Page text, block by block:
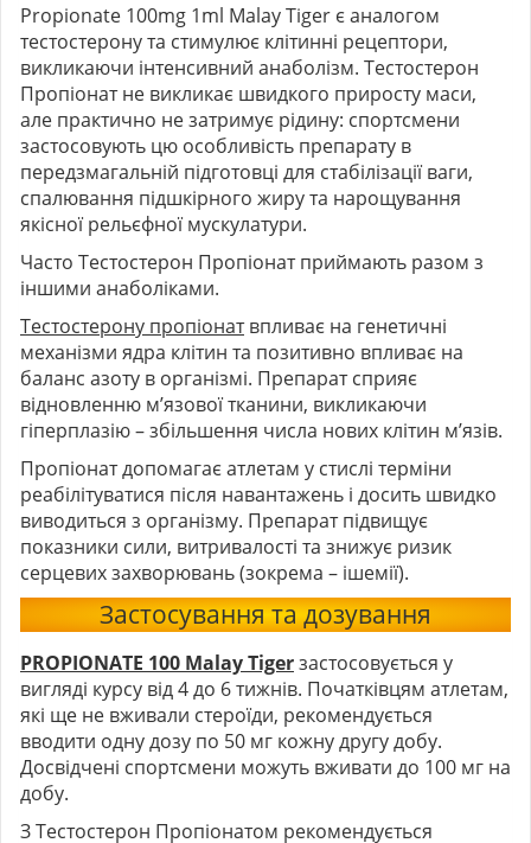
Propionate 100mg 1ml Malay Tiger є аналогом
тестостерону та стимулює клітинні рецептори,
викликаючи інтенсивний анаболізм. Тестостерон
Пропіонат не викликає швидкого приросту маси,
але практично не затримує рідину: спортсмени
застосовують цю особливість препарату в
передзмагальній підготовці для стабілізації ваги,
спалювання підшкірного жиру та нарощування
якісної рельєфної мускулатури.
Часто Тестостерон Пропіонат приймають разом з
іншими анаболіками.
Тестостерону пропіонатвпливає на генетичні
механізми ядра клітин та позитивно впливає на
баланс азоту в організмі. Препарат сприяє
відновленню м’язової тканини, викликаючи
гіперплазію – збільшення числа нових клітин м’язів.
Пропіонат допомагає атлетам у стислі терміни
реабілітуватися після навантажень і досить швидко
виводиться з організму. Препарат підвищує
показники сили, витривалості та знижує ризик
серцевих захворювань (зокрема – ішемії).
Застосування та дозування
PROPIONATE 100 Malay Tigerзастосовується у
вигляді курсу від 4 до 6 тижнів. Початківцям атлетам,
які ще не вживали стероїди, рекомендується
вводити одну дозу по 50 мг кожну другу добу.
Досвідчені спортсмени можуть вживати до 100 мг на
добу.
З Тестостерон Пропіонатом рекомендується